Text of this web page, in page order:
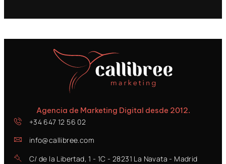
Agencia de Marketing Digital desde 2012.
+34 647 12 56 02
info@callibree.com
C/ de la Libertad, 1 - 1C - 28231 La Navata - Madrid